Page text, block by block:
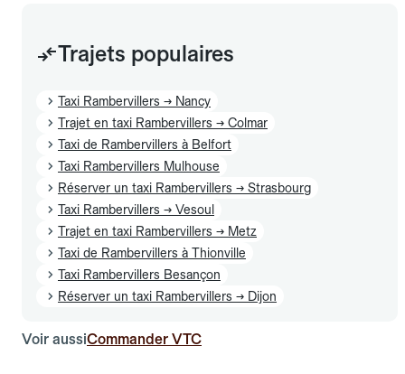
Trajets populaires
Taxi Rambervillers → Nancy
Trajet en taxi Rambervillers → Colmar
Taxi de Rambervillers à Belfort
Taxi Rambervillers Mulhouse
Réserver un taxi Rambervillers → Strasbourg
Taxi Rambervillers → Vesoul
Trajet en taxi Rambervillers → Metz
Taxi de Rambervillers à Thionville
Taxi Rambervillers Besançon
Réserver un taxi Rambervillers → Dijon
Voir aussiCommander VTC